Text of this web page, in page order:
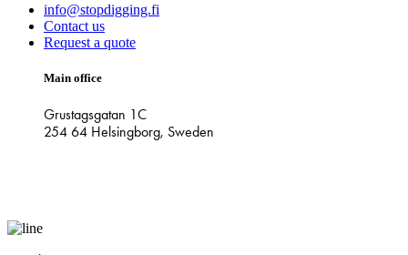
info@stopdigging.fi
Contact us
Request a quote
Main office
Grustagsgatan 1C
254 64 Helsingborg, Sweden